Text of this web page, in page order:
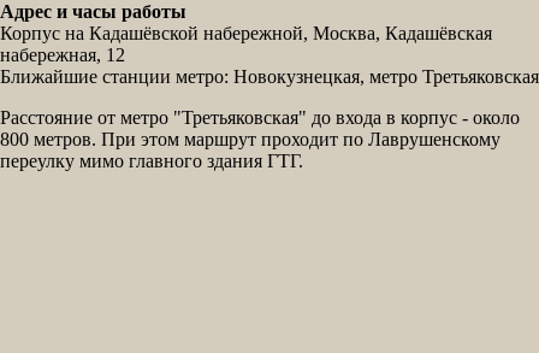
Адрес и часы работы
Корпус на Кадашёвской набережной, Москва, Кадашёвская
набережная, 12
Ближайшие станции метро: Новокузнецкая, метро Третьяковская
Расстояние от метро "Третьяковская" до входа в корпус - около
800 метров. При этом маршрут проходит по Лаврушенскому
переулку мимо главного здания ГТГ.